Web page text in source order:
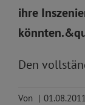
ihre
Den
Von | 01.08.2011